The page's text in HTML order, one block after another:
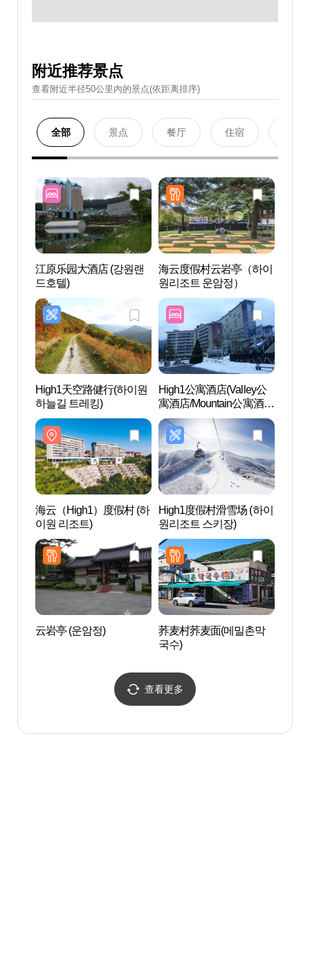
附近推荐景点
查看附近半径50公里內的景点(依距离排序)
全部 景点 餐厅 住宿
江原乐园大酒店 (강원랜
드호텔)
海云度假村云岩亭（하이
원리조트 운암정）
High1天空路健行(하이원
하늘길 트레킹)
High1公寓酒店(Valley公
寓酒店/Mountain公寓酒
店/Hill公寓酒店) 하이원콘
도(밸리콘도/마운틴콘도/
힐콘도)
海云（High1）度假村 (하
이원 리조트)
High1度假村滑雪场 (하이
원리조트 스키장)
云岩亭 (운암정)
荞麦村荞麦面(메밀촌막
국수)
查看更多